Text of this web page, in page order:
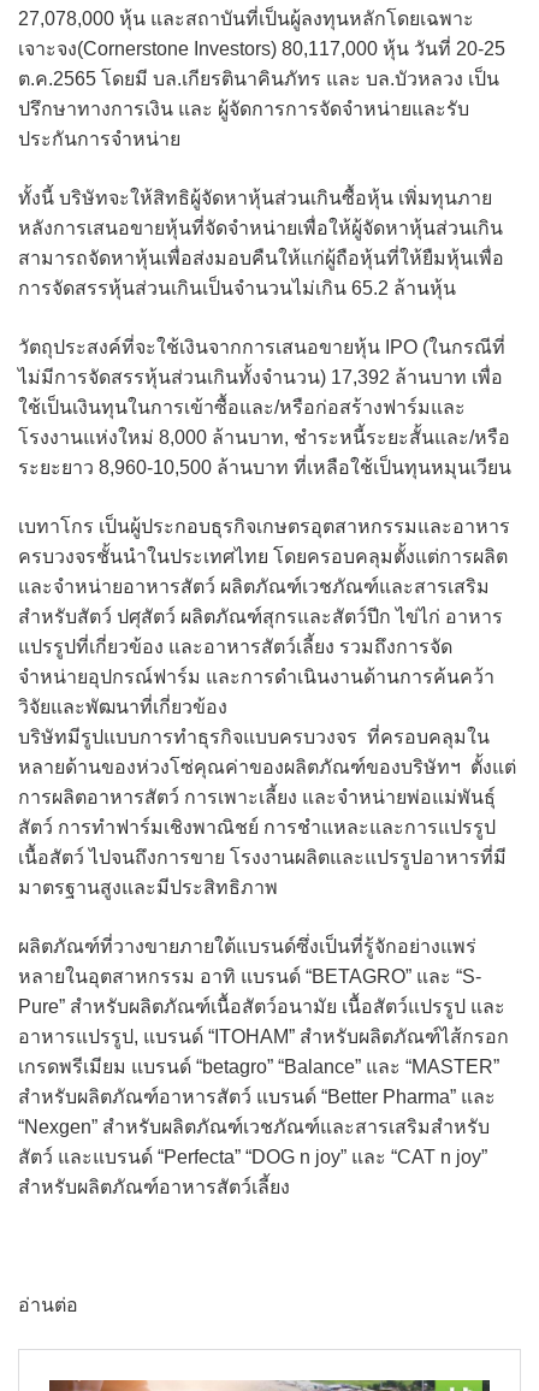
27,078,000 หุ้น และสถาบันที่เป็นผู้ลงทุนหลักโดยเฉพาะ
เจาะจง(Cornerstone Investors) 80,117,000 หุ้น วันที่ 20-25
ต.ค.2565 โดยมี บล.เกียรตินาคินภัทร และ บล.บัวหลวง เป็น
ปรึกษาทางการเงิน และ ผู้จัดการการจัดจำหน่ายและรับ
ประกันการจำหน่าย
ทั้งนี้ บริษัทจะให้สิทธิผู้จัดหาหุ้นส่วนเกินซื้อหุ้น เพิ่มทุนภาย
หลังการเสนอขายหุ้นที่จัดจำหน่ายเพื่อให้ผู้จัดหาหุ้นส่วนเกิน
สามารถจัดหาหุ้นเพื่อส่งมอบคืนให้แก่ผู้ถือหุ้นที่ให้ยืมหุ้นเพื่อ
การจัดสรรหุ้นส่วนเกินเป็นจำนวนไม่เกิน 65.2 ล้านหุ้น
วัตถุประสงค์ที่จะใช้เงินจากการเสนอขายหุ้น IPO (ในกรณีที่
ไม่มีการจัดสรรหุ้นส่วนเกินทั้งจำนวน) 17,392 ล้านบาท เพื่อ
ใช้เป็นเงินทุนในการเข้าซื้อและ/หรือก่อสร้างฟาร์มและ
โรงงานแห่งใหม่ 8,000 ล้านบาท, ชำระหนี้ระยะสั้นและ/หรือ
ระยะยาว 8,960-10,500 ล้านบาท ที่เหลือใช้เป็นทุนหมุนเวียน
เบทาโกร เป็นผู้ประกอบธุรกิจเกษตรอุตสาหกรรมและอาหาร
ครบวงจรชั้นนำในประเทศไทย โดยครอบคลุมตั้งแต่การผลิต
และจำหน่ายอาหารสัตว์ ผลิตภัณฑ์เวชภัณฑ์และสารเสริม
สำหรับสัตว์ ปศุสัตว์ ผลิตภัณฑ์สุกรและสัตว์ปีก ไข่ไก่ อาหาร
แปรรูปที่เกี่ยวข้อง และอาหารสัตว์เลี้ยง รวมถึงการจัด
จำหน่ายอุปกรณ์ฟาร์ม และการดำเนินงานด้านการค้นคว้า
วิจัยและพัฒนาที่เกี่ยวข้อง
บริษัทมีรูปแบบการทำธุรกิจแบบครบวงจร ที่ครอบคลุมใน
หลายด้านของห่วงโซ่คุณค่าของผลิตภัณฑ์ของบริษัทฯ ตั้งแต่
การผลิตอาหารสัตว์ การเพาะเลี้ยง และจำหน่ายพ่อแม่พันธุ์
สัตว์ การทำฟาร์มเชิงพาณิชย์ การชำแหละและการแปรรูป
เนื้อสัตว์ ไปจนถึงการขาย โรงงานผลิตและแปรรูปอาหารที่มี
มาตรฐานสูงและมีประสิทธิภาพ
ผลิตภัณฑ์ที่วางขายภายใต้แบรนด์ซึ่งเป็นที่รู้จักอย่างแพร่
หลายในอุตสาหกรรม อาทิ แบรนด์ “BETAGRO” และ “S-
Pure” สำหรับผลิตภัณฑ์เนื้อสัตว์อนามัย เนื้อสัตว์แปรรูป และ
อาหารแปรรูป, แบรนด์ “ITOHAM” สำหรับผลิตภัณฑ์ไส้กรอก
เกรดพรีเมียม แบรนด์ “betagro” “Balance” และ “MASTER”
สำหรับผลิตภัณฑ์อาหารสัตว์ แบรนด์ “Better Pharma” และ
“Nexgen” สำหรับผลิตภัณฑ์เวชภัณฑ์และสารเสริมสำหรับ
สัตว์ และแบรนด์ “Perfecta” “DOG n joy” และ “CAT n joy”
สำหรับผลิตภัณฑ์อาหารสัตว์เลี้ยง
อ่านต่อ